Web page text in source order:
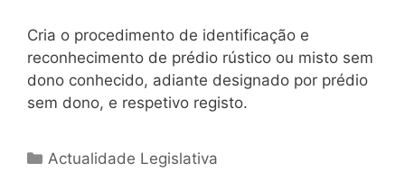
Cria o procedimento de identificação e
reconhecimento de prédio rústico ou misto sem
dono conhecido, adiante designado por prédio
sem dono, e respetivo registo.
Categorias
Actualidade Legislativa